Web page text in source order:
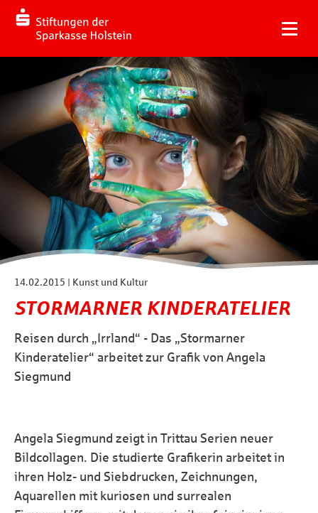
14.02.2015 | Kunst und Kultur
STORMARNER KINDERATELIER
Reisen durch „Irrland“ - Das „Stormarner
Kinderatelier“ arbeitet zur Grafik von Angela
Siegmund
Angela Siegmund zeigt in Trittau Serien neuer
Bildcollagen. Die studierte Grafikerin arbeitet in
ihren Holz- und Siebdrucken, Zeichnungen,
Aquarellen mit kuriosen und surrealen